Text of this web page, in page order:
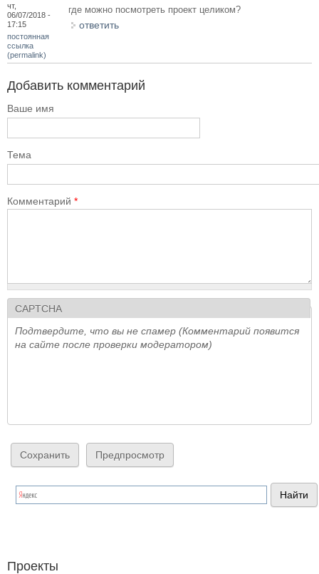
чт,
06/07/2018 -
17:15
постоянная
ссылка
(permalink)
где можно посмотреть проект целиком?
ответить
Добавить комментарий
Ваше имя
Тема
Комментарий *
CAPTCHA
Подтвердите, что вы не спамер (Комментарий появится
на сайте после проверки модератором)
Проекты